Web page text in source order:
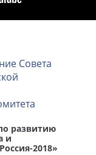
развитию
и
2018»